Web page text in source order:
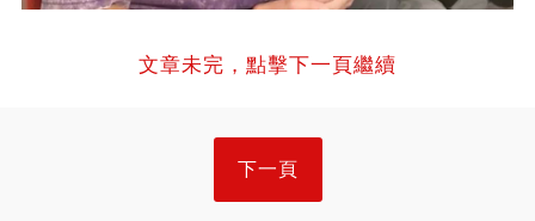
文章未完，點擊下一頁繼續
下一頁